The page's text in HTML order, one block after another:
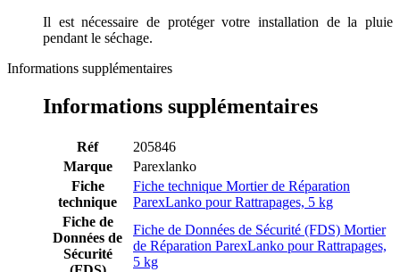
Il est nécessaire de protéger votre installation de la pluie
pendant le séchage.
Informations supplémentaires
Informations supplémentaires
Réf
205846
Marque
Parexlanko
Fiche
technique
Fiche technique Mortier de Réparation
ParexLanko pour Rattrapages, 5 kg
Fiche de
Données de
Sécurité
Fiche de Données de Sécurité (FDS) Mortier
de Réparation ParexLanko pour Rattrapages,
5 kg